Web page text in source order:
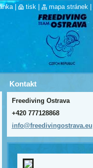
Kontakt
Freediving Ostrava
+420 777128868
info@freedivingostrava.eu
tisk mapa stránek